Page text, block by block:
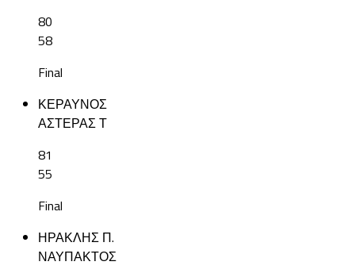
80
58
Final
ΚΕΡΑΥΝΟΣ
ΑΣΤΕΡΑΣ Τ
81
55
Final
ΗΡΑΚΛΗΣ Π.
ΝΑΥΠΑΚΤΟΣ